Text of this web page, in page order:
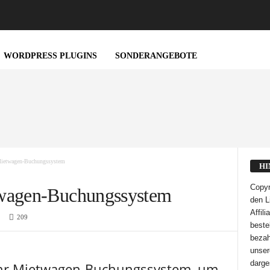
WORDPRESS PLUGINS SONDERANGEBOTE
Buchungssystem
Buchungssystem
209
den